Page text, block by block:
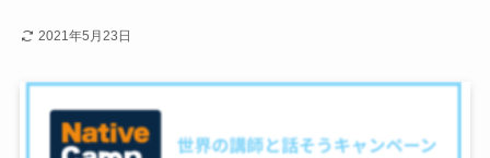
2021年5月23日